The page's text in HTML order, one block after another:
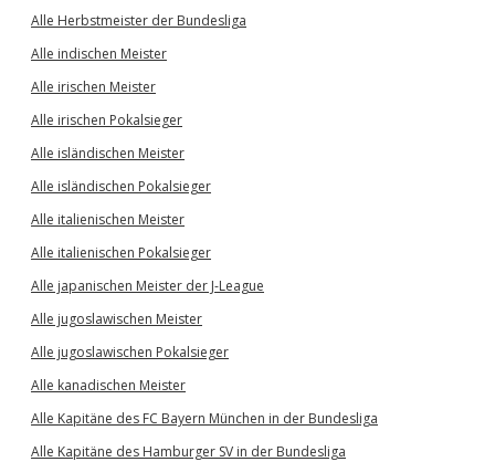
Alle Herbstmeister der Bundesliga
Alle indischen Meister
Alle irischen Meister
Alle irischen Pokalsieger
Alle isländischen Meister
Alle isländischen Pokalsieger
Alle italienischen Meister
Alle italienischen Pokalsieger
Alle japanischen Meister der J-League
Alle jugoslawischen Meister
Alle jugoslawischen Pokalsieger
Alle kanadischen Meister
Alle Kapitäne des FC Bayern München in der Bundesliga
Alle Kapitäne des Hamburger SV in der Bundesliga